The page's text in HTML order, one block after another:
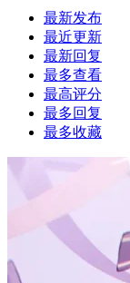
最新发布
最近更新
最新回复
最多查看
最高评分
最多回复
最多收藏